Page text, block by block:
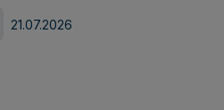
21.07.2026